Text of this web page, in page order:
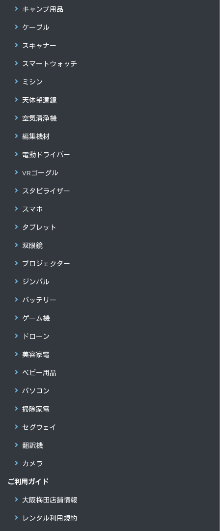
キャンプ用品
ケーブル
スキャナー
スマートウォッチ
ミシン
天体望遠鏡
空気清浄機
編集機材
電動ドライバー
VRゴーグル
スタビライザー
スマホ
タブレット
双眼鏡
プロジェクター
ジンバル
バッテリー
ゲーム機
ドローン
美容家電
ベビー用品
パソコン
掃除家電
セグウェイ
翻訳機
カメラ
ご利用ガイド
大阪梅田店舗情報
レンタル利用規約